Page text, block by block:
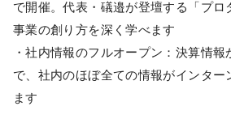
で開催。代表・礒邉が登壇する「プロ
事業の創り方を深く学べます
・社内情報のフルオープン：決算情報
で、社内のほぼ全ての情報がインター
ます